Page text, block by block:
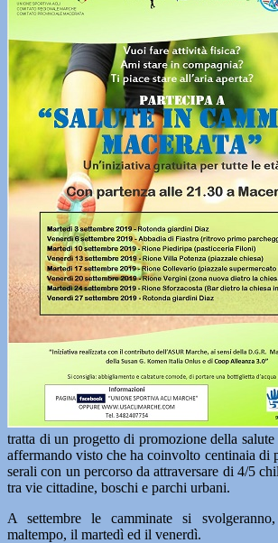
tratta di un progetto di promozione della salute
affermando visto che ha coinvolto centinaia di
serali con un percorso da attraversare di 4/5
tra vie cittadine, boschi e parchi urbani.
A settembre le camminate si
maltempo, il martedì ed il venerdì.